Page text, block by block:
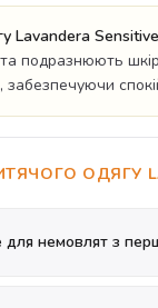
Lavandera
подразнюють
ОДЯГУ
немовлят з